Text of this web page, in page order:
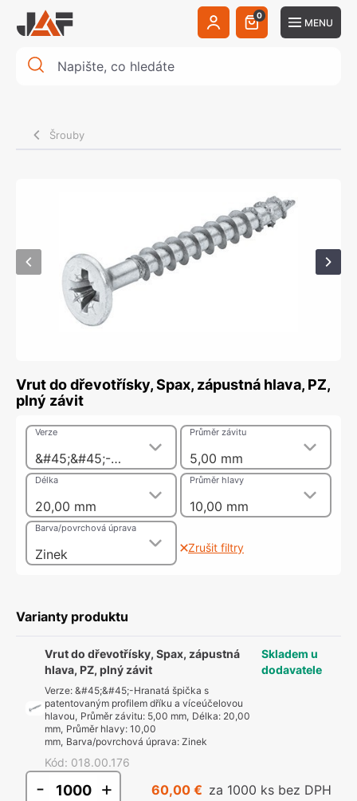
0
MENU
Šrouby
Vrut do dřevotřísky, Spax, zápustná hlava, PZ,
plný závit
&#45;&#45;-Hranatá špička s patentovaným profilem dříku a víceúčelovou hlavou
Verze
5,00 mm
Průměr závitu
20,00 mm
Délka
10,00 mm
Průměr hlavy
Zinek
Barva/povrchová úprava
Zrušit filtry
Varianty produktu
Vrut do dřevotřísky, Spax, zápustná
hlava, PZ, plný závit
Verze: &#45;&#45;-Hranatá špička s
patentovaným profilem dříku a víceúčelovou
hlavou, Průměr závitu: 5,00 mm, Délka: 20,00
mm, Průměr hlavy: 10,00
mm, Barva/povrchová úprava: Zinek
Kód: 018.00.176
Skladem u
dodavatele
- + 60,00 € za 1000 ks bez DPH